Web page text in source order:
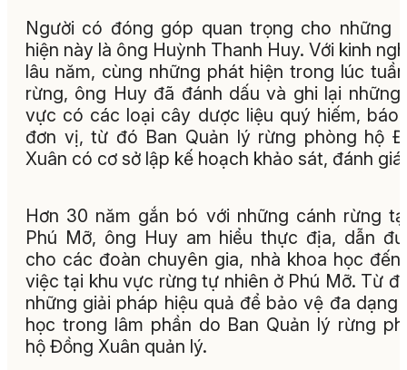
Người có đóng góp quan trọng cho những
hiện này là ông Huỳnh Thanh Huy. Với kinh
lâu năm, cùng những phát hiện trong lúc
rừng, ông Huy đã đánh dấu và ghi lại những
vực có các loại cây dược liệu quý hiếm, báo
đơn vị, từ đó Ban Quản lý rừng phòng hộ
Xuân có cơ sở lập kế hoạch khảo sát, đánh giá.
Hơn 30 năm gắn bó với những cánh rừng
Phú Mỡ, ông Huy am hiểu thực địa, dẫn
cho các đoàn chuyên gia, nhà khoa học đến
việc tại khu vực rừng tự nhiên ở Phú Mỡ. Từ
những giải pháp hiệu quả để bảo vệ đa dạng
học trong lâm phần do Ban Quản lý rừng
hộ Đồng Xuân quản lý.